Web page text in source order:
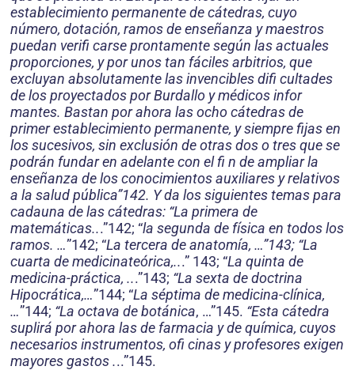
establecimiento permanente de cátedras, cuyo
número, dotación, ramos de enseñanza y maestros
puedan verifi carse prontamente según las actuales
proporciones, y por unos tan fáciles arbitrios, que
excluyan absolutamente las invencibles difi cultades
de los proyectados por Burdallo y médicos infor
mantes. Bastan por ahora las ocho cátedras de
primer establecimiento permanente, y siempre fijas en
los sucesivos, sin exclusión de otras dos o tres que se
podrán fundar en adelante con el fi n de ampliar la
enseñanza de los conocimientos auxiliares y relativos
a la salud pública”142. Y da los siguientes temas para
cadauna de las cátedras: “La primera de
matemáticas...”142; “la segunda de física en todos los
ramos. …”142; “La tercera de anatomía, …”143; “La
cuarta de medicinateórica,...” 143; “La quinta de
medicina-práctica, ...”143; “La sexta de doctrina
Hipocrática,…”144; “La séptima de medicina-clínica,
…”144; “La octava de botánica, …”145. “Esta cátedra
suplirá por ahora las de farmacia y de química, cuyos
necesarios instrumentos, ofi cinas y profesores exigen
mayores gastos ...”145.